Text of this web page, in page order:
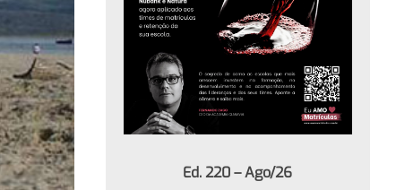
Ed. 220 – Ago/26